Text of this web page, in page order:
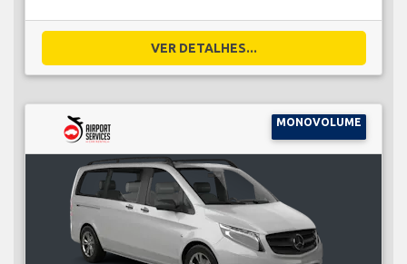
VER DETALHES...
MONOVOLUME